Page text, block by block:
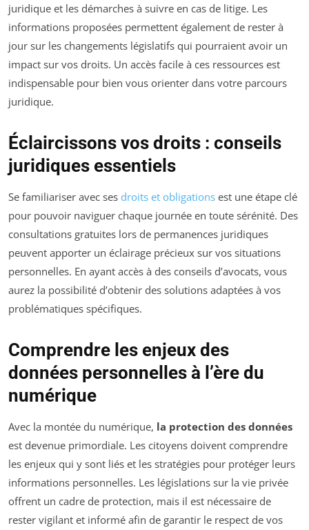
juridique et les démarches à suivre en cas de litige. Les
informations proposées permettent également de rester à
jour sur les changements législatifs qui pourraient avoir un
impact sur vos droits. Un accès facile à ces ressources est
indispensable pour bien vous orienter dans votre parcours
juridique.
Éclaircissons vos droits : conseils
juridiques essentiels
Se familiariser avec ses droits et obligations est une étape clé
pour pouvoir naviguer chaque journée en toute sérénité. Des
consultations gratuites lors de permanences juridiques
peuvent apporter un éclairage précieux sur vos situations
personnelles. En ayant accès à des conseils d’avocats, vous
aurez la possibilité d’obtenir des solutions adaptées à vos
problématiques spécifiques.
Comprendre les enjeux des
données personnelles à l’ère du
numérique
Avec la montée du numérique, la protection des données
est devenue primordiale. Les citoyens doivent comprendre
les enjeux qui y sont liés et les stratégies pour protéger leurs
informations personnelles. Les législations sur la vie privée
offrent un cadre de protection, mais il est nécessaire de
rester vigilant et informé afin de garantir le respect de vos